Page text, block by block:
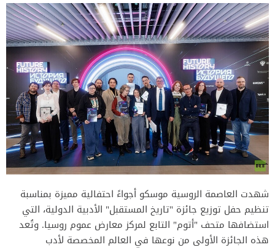
شهدت العاصمة الروسية موسكو أجواءً احتفالية مميزة بمناسبة
تنظيم حفل توزيع جائزة "تاريخ المستقبل" الأدبية الدولية، التي
استضافها متحف "أتوم" التابع لمركز معارض عموم روسيا. وتُعد
هذه الجائزة الأولى من نوعها في العالم المخصصة لأدب